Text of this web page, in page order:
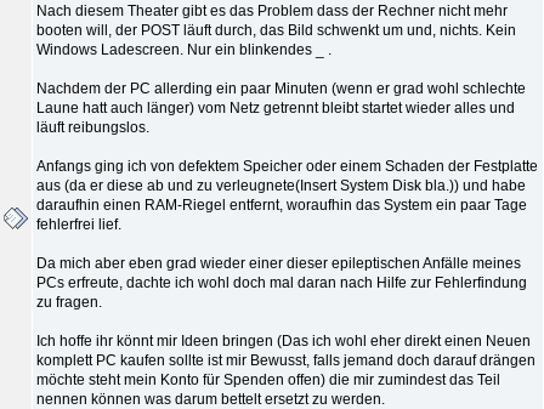
Nach diesem Theater gibt es das Problem dass der Rechner nicht mehr
booten will, der POST läuft durch, das Bild schwenkt um und, nichts. Kein
Windows Ladescreen. Nur ein blinkendes _ .
Nachdem der PC allerding ein paar Minuten (wenn er grad wohl schlechte
Laune hatt auch länger) vom Netz getrennt bleibt startet wieder alles und
läuft reibungslos.
Anfangs ging ich von defektem Speicher oder einem Schaden der Festplatte
aus (da er diese ab und zu verleugnete(Insert System Disk bla.)) und habe
daraufhin einen RAM-Riegel entfernt, woraufhin das System ein paar Tage
fehlerfrei lief.
Da mich aber eben grad wieder einer dieser epileptischen Anfälle meines
PCs erfreute, dachte ich wohl doch mal daran nach Hilfe zur Fehlerfindung
zu fragen.
Ich hoffe ihr könnt mir Ideen bringen (Das ich wohl eher direkt einen Neuen
komplett PC kaufen sollte ist mir Bewusst, falls jemand doch darauf drängen
möchte steht mein Konto für Spenden offen) die mir zumindest das Teil
nennen können was darum bettelt ersetzt zu werden.